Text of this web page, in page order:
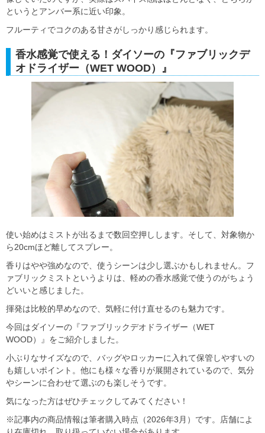
というとアンバー系に近い印象。
フルーティでコクのある甘さがしっかり感じられます。
香水感覚で使える！ダイソーの『ファブリックデ
オドライザー（WET WOOD）』
使い始めはミストが出るまで数回空押しします。そして、対象物か
ら20cmほど離してスプレー。
香りはやや強めなので、使うシーンは少し選ぶかもしれません。フ
ァブリックミストというよりは、軽めの香水感覚で使うのがちょう
どいいと感じました。
揮発は比較的早めなので、気軽に付け直せるのも魅力です。
今回はダイソーの『ファブリックデオドライザー（WET
WOOD）』をご紹介しました。
小ぶりなサイズなので、バッグやロッカーに入れて保管しやすいの
も嬉しいポイント。他にも様々な香りが展開されているので、気分
やシーンに合わせて選ぶのも楽しそうです。
気になった方はぜひチェックしてみてください！
※記事内の商品情報は筆者購入時点（2026年3月）です。店舗によ